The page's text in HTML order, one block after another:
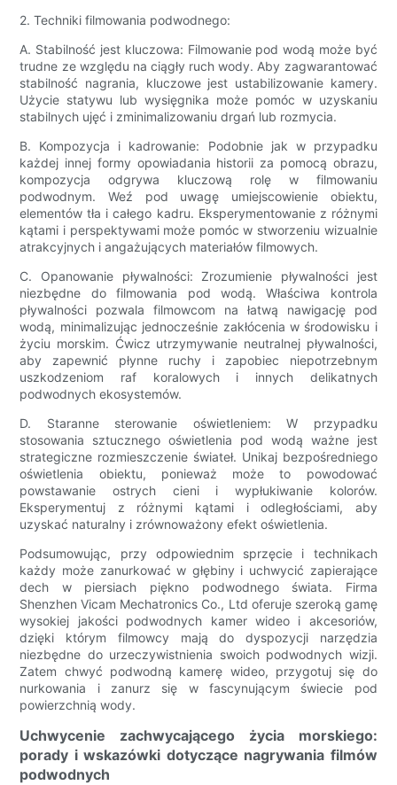
2. Techniki filmowania podwodnego:
A. Stabilność jest kluczowa: Filmowanie pod wodą może być
trudne ze względu na ciągły ruch wody. Aby zagwarantować
stabilność nagrania, kluczowe jest ustabilizowanie kamery.
Użycie statywu lub wysięgnika może pomóc w uzyskaniu
stabilnych ujęć i zminimalizowaniu drgań lub rozmycia.
B. Kompozycja i kadrowanie: Podobnie jak w przypadku
każdej innej formy opowiadania historii za pomocą obrazu,
kompozycja odgrywa kluczową rolę w filmowaniu
podwodnym. Weź pod uwagę umiejscowienie obiektu,
elementów tła i całego kadru. Eksperymentowanie z różnymi
kątami i perspektywami może pomóc w stworzeniu wizualnie
atrakcyjnych i angażujących materiałów filmowych.
C. Opanowanie pływalności: Zrozumienie pływalności jest
niezbędne do filmowania pod wodą. Właściwa kontrola
pływalności pozwala filmowcom na łatwą nawigację pod
wodą, minimalizując jednocześnie zakłócenia w środowisku i
życiu morskim. Ćwicz utrzymywanie neutralnej pływalności,
aby zapewnić płynne ruchy i zapobiec niepotrzebnym
uszkodzeniom raf koralowych i innych delikatnych
podwodnych ekosystemów.
D. Staranne sterowanie oświetleniem: W przypadku
stosowania sztucznego oświetlenia pod wodą ważne jest
strategiczne rozmieszczenie świateł. Unikaj bezpośredniego
oświetlenia obiektu, ponieważ może to powodować
powstawanie ostrych cieni i wypłukiwanie kolorów.
Eksperymentuj z różnymi kątami i odległościami, aby
uzyskać naturalny i zrównoważony efekt oświetlenia.
Podsumowując, przy odpowiednim sprzęcie i technikach
każdy może zanurkować w głębiny i uchwycić zapierające
dech w piersiach piękno podwodnego świata. Firma
Shenzhen Vicam Mechatronics Co., Ltd oferuje szeroką gamę
wysokiej jakości podwodnych kamer wideo i akcesoriów,
dzięki którym filmowcy mają do dyspozycji narzędzia
niezbędne do urzeczywistnienia swoich podwodnych wizji.
Zatem chwyć podwodną kamerę wideo, przygotuj się do
nurkowania i zanurz się w fascynującym świecie pod
powierzchnią wody.
Uchwycenie zachwycającego życia morskiego:
porady i wskazówki dotyczące nagrywania filmów
podwodnych